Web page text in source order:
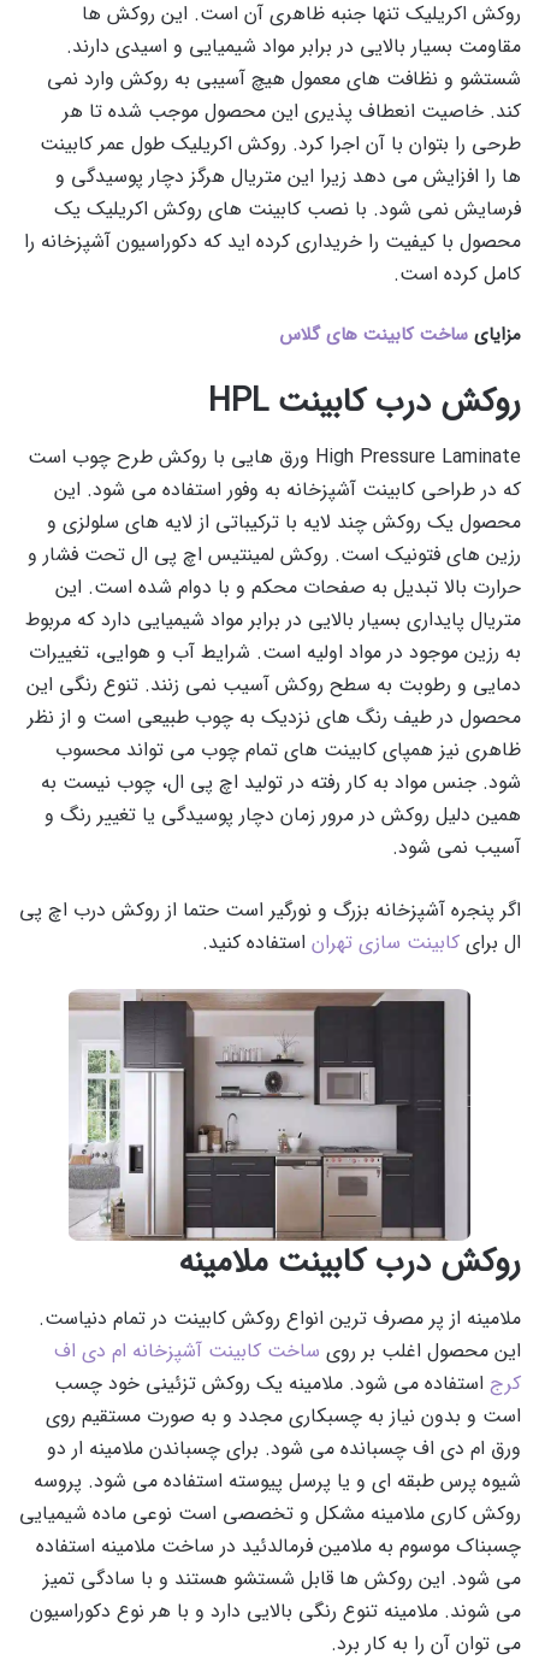
روکش اکریلیک تنها جنبه ظاهری آن است. این روکش ها
مقاومت بسیار بالایی در برابر مواد شیمیایی و اسیدی دارند.
شستشو و نظافت های معمول هیچ آسیبی به روکش وارد نمی
کند. خاصیت انعطاف پذیری این محصول موجب شده تا هر
طرحی را بتوان با آن اجرا کرد. روکش اکریلیک طول عمر کابینت
ها را افزایش می دهد زیرا این متریال هرگز دچار پوسیدگی و
فرسایش نمی شود. با نصب کابینت های روکش اکریلیک یک
محصول با کیفیت را خریداری کرده اید که دکوراسیون آشپزخانه را
کامل کرده است.
مزایای ساخت کابینت های گلاس
روکش درب کابینت HPL
High Pressure Laminate ورق هایی با روکش طرح چوب است
که در طراحی کابینت آشپزخانه به وفور استفاده می شود. این
محصول یک روکش چند لایه با ترکیباتی از لایه های سلولزی و
رزین های فتونیک است. روکش لمینتیس اچ پی ال تحت فشار و
حرارت بالا تبدیل به صفحات محکم و با دوام شده است. این
متریال پایداری بسیار بالایی در برابر مواد شیمیایی دارد که مربوط
به رزین موجود در مواد اولیه است. شرایط آب و هوایی، تغییرات
دمایی و رطوبت به سطح روکش آسیب نمی زنند. تنوع رنگی این
محصول در طیف رنگ های نزدیک به چوب طبیعی است و از نظر
ظاهری نیز همپای کابینت های تمام چوب می تواند محسوب
شود. جنس مواد به کار رفته در تولید اچ پی ال، چوب نیست به
همین دلیل روکش در مرور زمان دچار پوسیدگی یا تغییر رنگ و
آسیب نمی شود.
اگر پنجره آشپزخانه بزرگ و نورگیر است حتما از روکش درب اچ پی
ال برای کابینت سازی تهران استفاده کنید.
روکش درب کابینت ملامینه
ملامینه از پر مصرف ترین انواع روکش کابینت در تمام دنیاست.
این محصول اغلب بر روی ساخت کابینت آشپزخانه ام دی اف
کرج استفاده می شود. ملامینه یک روکش تزئینی خود چسب
است و بدون نیاز به چسبکاری مجدد و به صورت مستقیم روی
ورق ام دی اف چسبانده می شود. برای چسباندن ملامینه ار دو
شیوه پرس طبقه ای و یا پرسل پیوسته استفاده می شود. پروسه
روکش کاری ملامینه مشکل و تخصصی است نوعی ماده شیمیایی
چسبناک موسوم به ملامین فرمالدئید در ساخت ملامینه استفاده
می شود. این روکش ها قابل شستشو هستند و با سادگی تمیز
می شوند. ملامینه تنوع رنگی بالایی دارد و با هر نوع دکوراسیون
می توان آن را به کار برد.